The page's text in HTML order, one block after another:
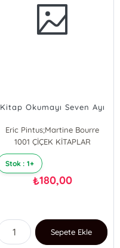
Kitap Okumayı Seven Ayı
Eric Pintus;Martine Bourre
1001 ÇİÇEK KİTAPLAR
Stok : 1+
₺180,00
Sepete Ekle